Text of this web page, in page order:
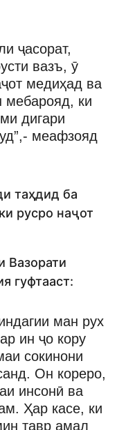
ҷасорат,
вазъ, ӯ
медиҳад ва
мебарояд, ки
дигари
меафзояд
таҳдид ба
русро наҷот
Вазорати
гуфтааст:
ман рух
ин ҷо кору
сокинони
Он кореро,
инсонӣ ва
Ҳар касе, ки
тавр амал